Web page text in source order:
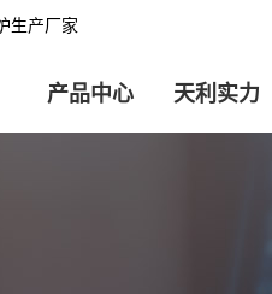
生产厂家
产品中心 天利实力